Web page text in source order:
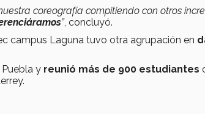
coreografía compitiendo con otros
”, concluyó.
campus Laguna tuvo otra agrupación en
y reunió más de 900 estudiantes